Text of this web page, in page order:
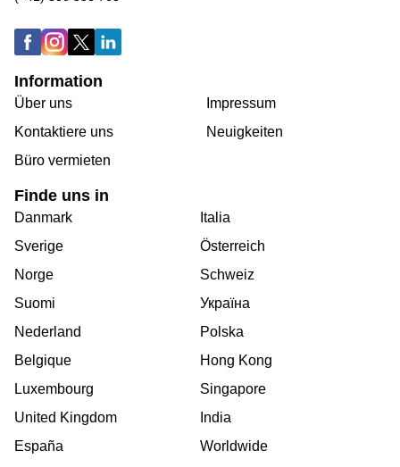
Information
Über uns
Kontaktiere uns
Büro vermieten
Impressum
Neuigkeiten
Finde uns in
Danmark
Sverige
Norge
Suomi
Nederland
Belgique
Luxembourg
United Kingdom
España
Italia
Österreich
Schweiz
Україна
Polska
Hong Kong
Singapore
India
Worldwide